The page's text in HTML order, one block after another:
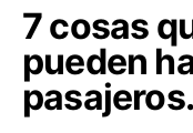
7 cosas
pueden
pasajeros.